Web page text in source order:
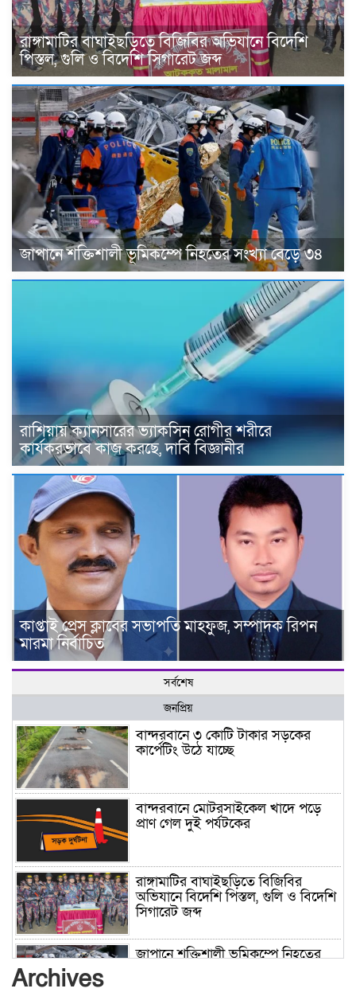
রাঙ্গামাটির বাঘাইছড়িতে বিজিবির অভিযানে বিদেশি
পিস্তল, গুলি ও বিদেশি সিগারেট জব্দ
জাপানে শক্তিশালী ভূমিকম্পে নিহতের সংখ্যা বেড়ে ৩৪
রাশিয়ায় ক্যানসারের ভ্যাকসিন রোগীর শরীরে
কার্যকরভাবে কাজ করছে, দাবি বিজ্ঞানীর
কাপ্তাই প্রেস ক্লাবের সভাপতি মাহফুজ, সম্পাদক রিপন
মারমা নির্বাচিত
সর্বশেষ
জনপ্রিয়
বান্দরবানে ৩ কোটি টাকার সড়কের
কার্পেটিং উঠে যাচ্ছে
বান্দরবানে মোটরসাইকেল খাদে পড়ে
প্রাণ গেল দুই পর্যটকের
রাঙ্গামাটির বাঘাইছড়িতে বিজিবির
অভিযানে বিদেশি পিস্তল, গুলি ও বিদেশি
সিগারেট জব্দ
জাপানে শক্তিশালী ভূমিকম্পে নিহতের
Archives